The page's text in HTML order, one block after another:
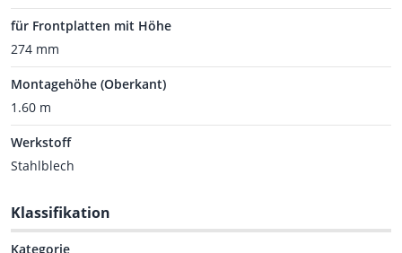
für Frontplatten mit Höhe
274 mm
Montagehöhe (Oberkant)
1.60 m
Werkstoff
Stahlblech
Klassifikation
Kategorie